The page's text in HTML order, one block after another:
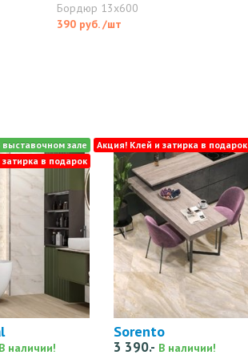
Бордюр 13x600
390 руб./шт
В наличии!
зале
в подарок
Sorento
3 390.- В наличии!
Акция! Клей и затирка в подарок